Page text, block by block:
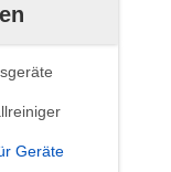
Geräte